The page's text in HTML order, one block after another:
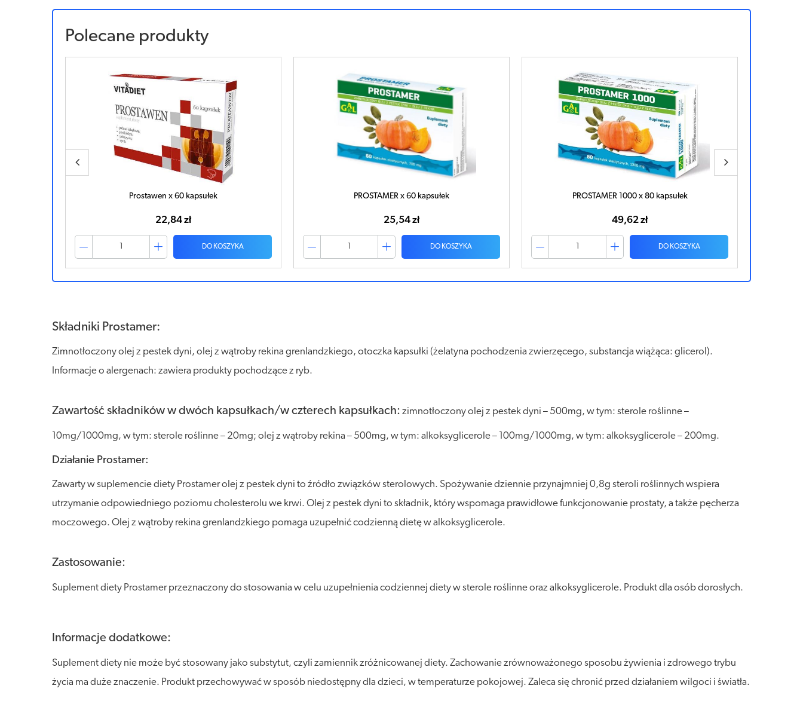
Polecane produkty
PROSTAMER x 60 kapsułek
25,54 zł
DO KOSZYKA
PROSTAMER 1000 x 80 kapsułek
49,62 zł
DO KOSZYKA
PROSTATOBON x 60 kapsułek
57,70 zł
DO KOSZYKA
Składniki Prostamer:
Zimnotłoczony olej z pestek dyni, olej z wątroby rekina grenlandzkiego, otoczka kapsułki (żelatyna pochodzenia zwierzęcego, substancja wiążąca: glicerol).
Informacje o alergenach: zawiera produkty pochodzące z ryb.
Zawartość składników w dwóch kapsułkach/w czterech kapsułkach: zimnotłoczony olej z pestek dyni – 500mg, w tym: sterole roślinne –
10mg/1000mg, w tym: sterole roślinne – 20mg; olej z wątroby rekina – 500mg, w tym: alkoksyglicerole – 100mg/1000mg, w tym: alkoksyglicerole – 200mg.
Działanie Prostamer:
Zawarty w suplemencie diety Prostamer olej z pestek dyni to źródło związków sterolowych. Spożywanie dziennie przynajmniej 0,8g steroli roślinnych wspiera
utrzymanie odpowiedniego poziomu cholesterolu we krwi. Olej z pestek dyni to składnik, który wspomaga prawidłowe funkcjonowanie prostaty, a także pęcherza
moczowego. Olej z wątroby rekina grenlandzkiego pomaga uzupełnić codzienną dietę w alkoksyglicerole.
Zastosowanie:
Suplement diety Prostamer przeznaczony do stosowania w celu uzupełnienia codziennej diety w sterole roślinne oraz alkoksyglicerole. Produkt dla osób dorosłych.
Informacje dodatkowe:
Suplement diety nie może być stosowany jako substytut, czyli zamiennik zróżnicowanej diety. Zachowanie zrównoważonego sposobu żywienia i zdrowego trybu
życia ma duże znaczenie. Produkt przechowywać w sposób niedostępny dla dzieci, w temperaturze pokojowej. Zaleca się chronić przed działaniem wilgoci i światła.